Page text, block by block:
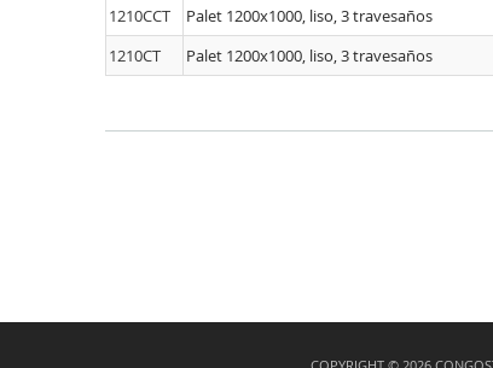
1210CCT Palet 1200x1000, liso, 3 travesaños
1210CT
Palet 1200x1000, liso, 3 travesaños